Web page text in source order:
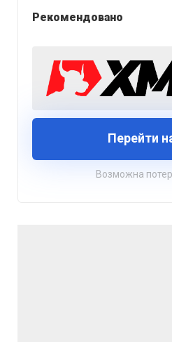
Рекомендовано
Перейти
Возможна